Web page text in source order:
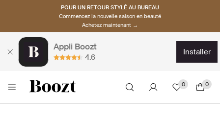
POUR UN RETOUR STYLÉ AU BUREAU
Commencez la nouvelle saison en beauté
Achetez maintenant →
Appli Boozt
4.6
installer
0 0